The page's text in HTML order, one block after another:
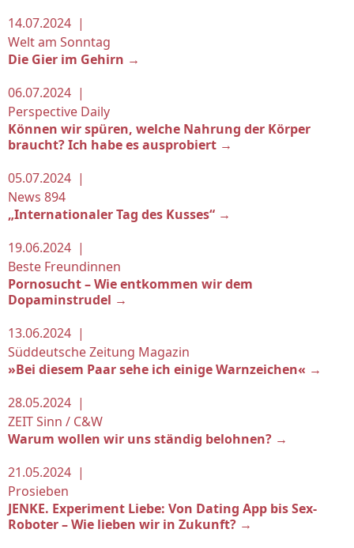
14.07.2024 |
Welt am Sonntag
Die Gier im Gehirn →
06.07.2024 |
Perspective Daily
Können wir spüren, welche Nahrung der Körper
braucht? Ich habe es ausprobiert →
05.07.2024 |
News 894
„Internationaler Tag des Kusses“ →
19.06.2024 |
Beste Freundinnen
Pornosucht – Wie entkommen wir dem
Dopaminstrudel →
13.06.2024 |
Süddeutsche Zeitung Magazin
»Bei diesem Paar sehe ich einige Warnzeichen« →
28.05.2024 |
ZEIT Sinn / C&W
Warum wollen wir uns ständig belohnen? →
21.05.2024 |
Prosieben
JENKE. Experiment Liebe: Von Dating App bis Sex-
Roboter – Wie lieben wir in Zukunft? →